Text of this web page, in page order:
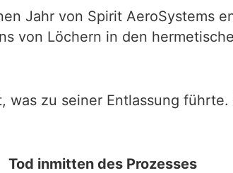
Jahr von Spirit AeroSystems
von Löchern in den
zu seiner Entlassung
Tod inmitten des Prozesses